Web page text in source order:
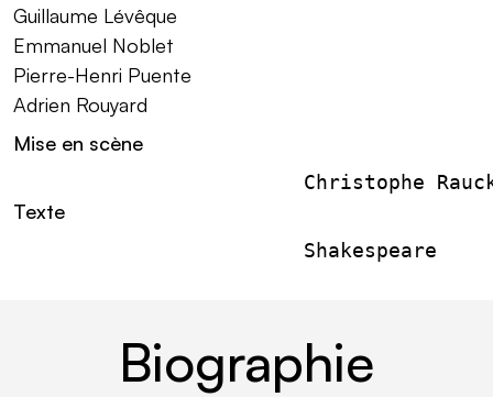
Guillaume Lévêque
Emmanuel Noblet
Pierre-Henri Puente
Adrien Rouyard
Mise en scène
Christophe
Texte
                        Shakespeare
Biographie